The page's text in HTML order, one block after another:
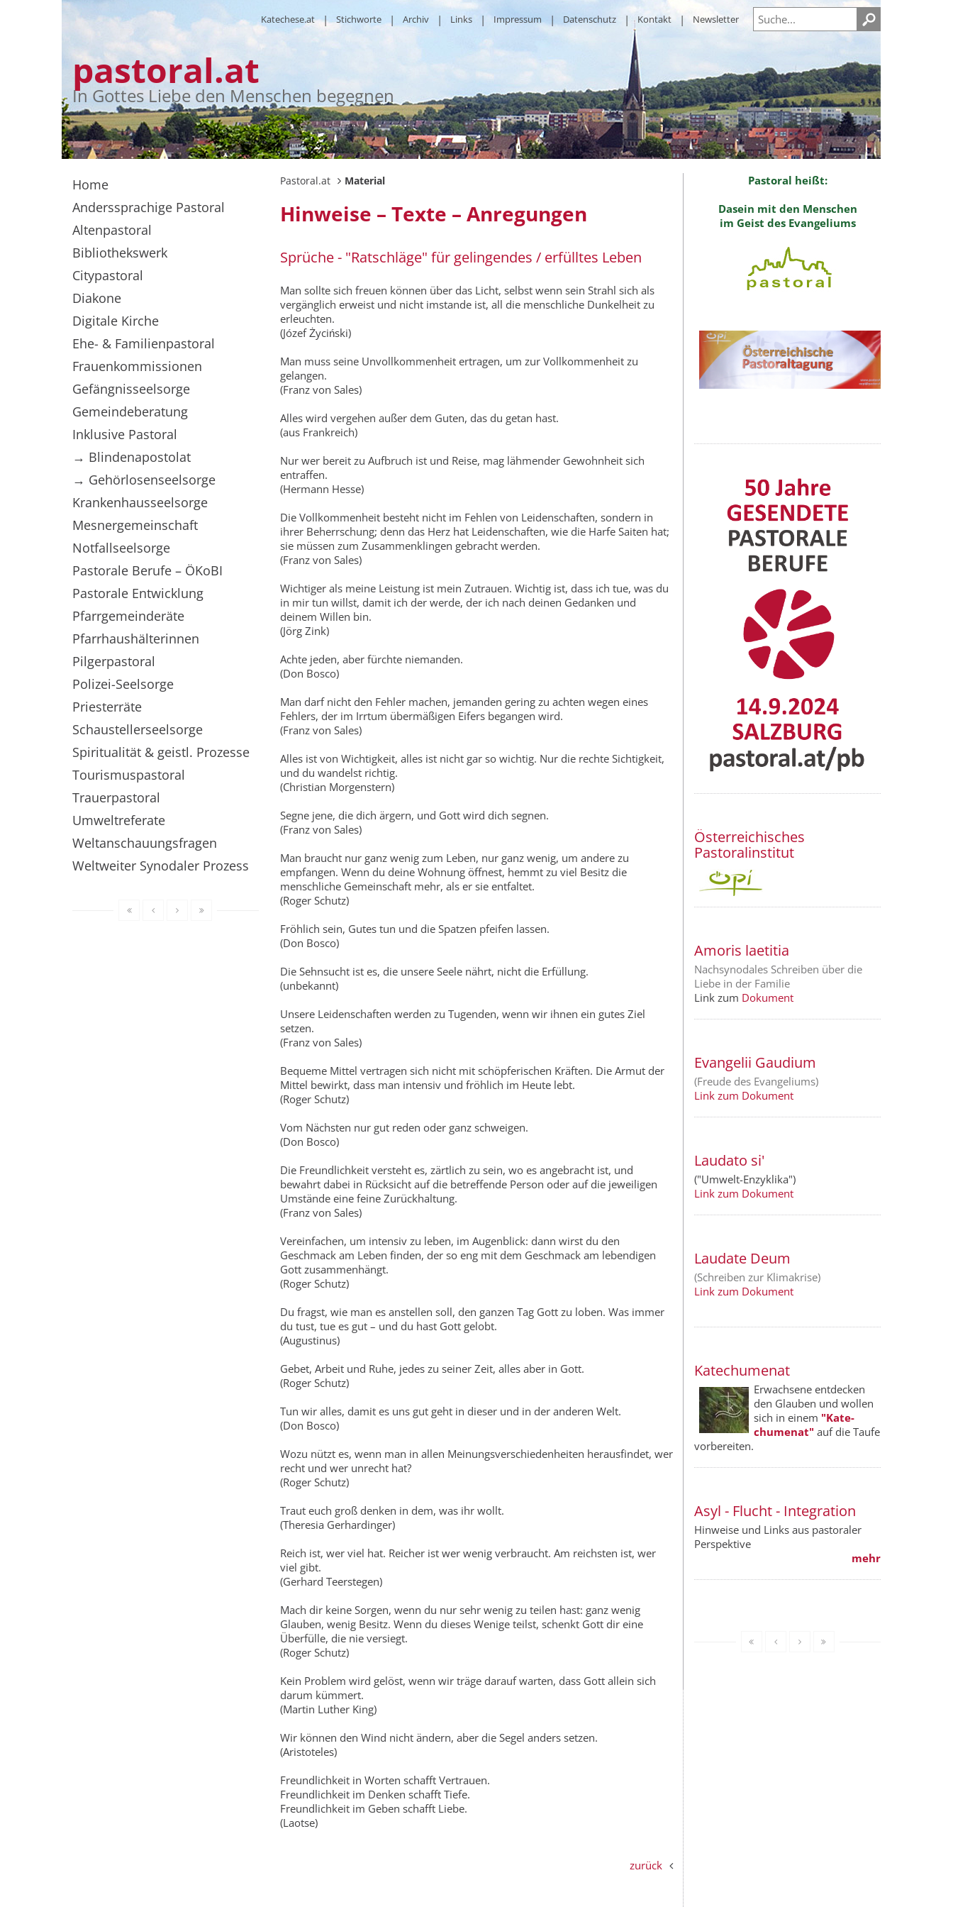
pastoral.at
In Gottes Liebe den Menschen begegnen
Katechese.at Stichworte Archiv Links Impressum Datenschutz Kontakt Newsletter
Pastoral.at Material
Hinweise – Texte – Anregungen
Sprüche - "Ratschläge" für gelingendes / erfülltes Leben
Man sollte sich freuen können über das Licht, selbst wenn sein Strahl sich als
vergänglich erweist und nicht imstande ist, all die menschliche Dunkelheit zu
erleuchten.
(Józef Życiński)
Man muss seine Unvollkommenheit ertragen, um zur Vollkommenheit zu
gelangen.
(Franz von Sales)
Alles wird vergehen außer dem Guten, das du getan hast.
(aus Frankreich)
Nur wer bereit zu Aufbruch ist und Reise, mag lähmender Gewohnheit sich
entraffen.
(Hermann Hesse)
Die Vollkommenheit besteht nicht im Fehlen von Leidenschaften, sondern in
ihrer Beherrschung; denn das Herz hat Leidenschaften, wie die Harfe Saiten hat;
sie müssen zum Zusammenklingen gebracht werden.
(Franz von Sales)
Wichtiger als meine Leistung ist mein Zutrauen. Wichtig ist, dass ich tue, was du
in mir tun willst, damit ich der werde, der ich nach deinen Gedanken und
deinem Willen bin.
(Jörg Zink)
Achte jeden, aber fürchte niemanden.
(Don Bosco)
Man darf nicht den Fehler machen, jemanden gering zu achten wegen eines
Fehlers, der im Irrtum übermäßigen Eifers begangen wird.
(Franz von Sales)
Alles ist von Wichtigkeit, alles ist nicht gar so wichtig. Nur die rechte Sichtigkeit,
und du wandelst richtig.
(Christian Morgenstern)
Segne jene, die dich ärgern, und Gott wird dich segnen.
(Franz von Sales)
Man braucht nur ganz wenig zum Leben, nur ganz wenig, um andere zu
empfangen. Wenn du deine Wohnung öffnest, hemmt zu viel Besitz die
menschliche Gemeinschaft mehr, als er sie entfaltet.
(Roger Schutz)
Fröhlich sein, Gutes tun und die Spatzen pfeifen lassen.
(Don Bosco)
Die Sehnsucht ist es, die unsere Seele nährt, nicht die Erfüllung.
(unbekannt)
Unsere Leidenschaften werden zu Tugenden, wenn wir ihnen ein gutes Ziel
setzen.
(Franz von Sales)
Bequeme Mittel vertragen sich nicht mit schöpferischen Kräften. Die Armut der
Mittel bewirkt, dass man intensiv und fröhlich im Heute lebt.
(Roger Schutz)
Vom Nächsten nur gut reden oder ganz schweigen.
(Don Bosco)
Die Freundlichkeit versteht es, zärtlich zu sein, wo es angebracht ist, und
bewahrt dabei in Rücksicht auf die betreffende Person oder auf die jeweiligen
Umstände eine feine Zurückhaltung.
(Franz von Sales)
Vereinfachen, um intensiv zu leben, im Augenblick: dann wirst du den
Geschmack am Leben finden, der so eng mit dem Geschmack am lebendigen
Gott zusammenhängt.
(Roger Schutz)
Du fragst, wie man es anstellen soll, den ganzen Tag Gott zu loben. Was immer
du tust, tue es gut – und du hast Gott gelobt.
(Augustinus)
Gebet, Arbeit und Ruhe, jedes zu seiner Zeit, alles aber in Gott.
(Roger Schutz)
Tun wir alles, damit es uns gut geht in dieser und in der anderen Welt.
(Don Bosco)
Wozu nützt es, wenn man in allen Meinungsverschiedenheiten herausfindet, wer
recht und wer unrecht hat?
(Roger Schutz)
Traut euch groß denken in dem, was ihr wollt.
(Theresia Gerhardinger)
Reich ist, wer viel hat. Reicher ist wer wenig verbraucht. Am reichsten ist, wer
viel gibt.
(Gerhard Teerstegen)
Mach dir keine Sorgen, wenn du nur sehr wenig zu teilen hast: ganz wenig
Glauben, wenig Besitz. Wenn du dieses Wenige teilst, schenkt Gott dir eine
Überfülle, die nie versiegt.
(Roger Schutz)
Kein Problem wird gelöst, wenn wir träge darauf warten, dass Gott allein sich
darum kümmert.
(Martin Luther King)
Wir können den Wind nicht ändern, aber die Segel anders setzen.
(Aristoteles)
Freundlichkeit in Worten schafft Vertrauen.
Freundlichkeit im Denken schafft Tiefe.
Freundlichkeit im Geben schafft Liebe.
(Laotse)
zurück
Pastoral heißt:
Dasein mit den Menschen
im Geist des Evangeliums
Österreichisches
Pastoralinstitut
Amoris laetitia
Nachsynodales Schreiben über die
Liebe in der Familie
Link zum Dokument
Evangelii Gaudium
(Freude des Evangeliums)
Link zum Dokument
Laudato si'
("Umwelt-Enzyklika")
Link zum Dokument
Laudate Deum
(Schreiben zur Klimakrise)
Link zum Dokument
Katechumenat
Erwachsene entdecken
den Glauben und wollen
sich in einem "Kate­
chumenat" auf die Taufe
vorbereiten.
Asyl - Flucht - Integration
Hinweise und Links aus pastoraler
Perspektive
mehr
Home
Anderssprachige Pastoral
Altenpastoral
Bibliothekswerk
Citypastoral
Diakone
Digitale Kirche
Ehe- & Familienpastoral
Frauenkommissionen
Gefängnisseelsorge
Gemeindeberatung
Inklusive Pastoral
→ Blindenapostolat
→ Gehörlosenseelsorge
Krankenhausseelsorge
Mesnergemeinschaft
Notfallseelsorge
Pastorale Berufe – ÖKoBI
Pastorale Entwicklung
Pfarrgemeinderäte
Pfarrhaushälterinnen
Pilgerpastoral
Polizei-Seelsorge
Priesterräte
Schaustellerseelsorge
Spiritualität & geistl. Prozesse
Tourismuspastoral
Trauerpastoral
Umweltreferate
Weltanschauungsfragen
Weltweiter Synodaler Prozess